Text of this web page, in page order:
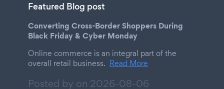
Featured Blog post
Converting Cross-Border Shoppers During
Black Friday & Cyber Monday
Online commerce is an integral part of the
overall retail business. Read More
Posted by on 2026-08-06